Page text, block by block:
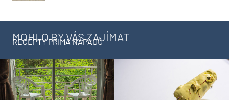
MOHLO BY VÁS ZAJÍMAT
RECEPTY PRIMA NÁPADŮ